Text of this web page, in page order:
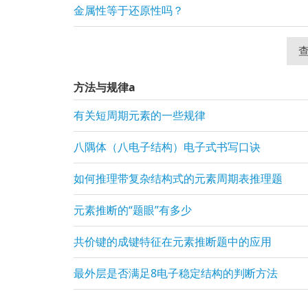
金属性等于还原性吗？
方法与规律a
有关短周期元素的一些规律
八隅体（八电子结构）电子式书写口诀
如何推理带复杂结构式的元素周期表推理题
元素推断的“题眼”有多少
共价键的成键特征在元素推断题中的应用
最外层是否满足8电子稳定结构的判断方法